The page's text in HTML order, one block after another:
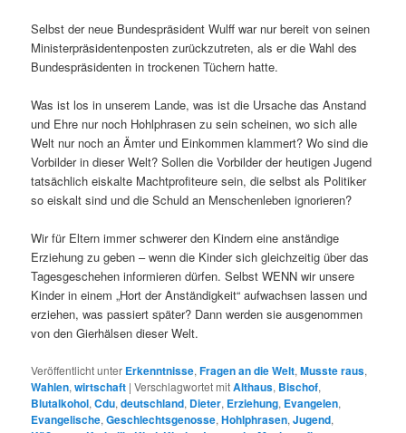
Selbst der neue Bundespräsident Wulff war nur bereit von seinen
Ministerpräsidentenposten zurückzutreten, als er die Wahl des
Bundespräsidenten in trockenen Tüchern hatte.
Was ist los in unserem Lande, was ist die Ursache das Anstand
und Ehre nur noch Hohlphrasen zu sein scheinen, wo sich alle
Welt nur noch an Ämter und Einkommen klammert? Wo sind die
Vorbilder in dieser Welt? Sollen die Vorbilder der heutigen Jugend
tatsächlich eiskalte Machtprofiteure sein, die selbst als Politiker
so eiskalt sind und die Schuld an Menschenleben ignorieren?
Wir für Eltern immer schwerer den Kindern eine anständige
Erziehung zu geben – wenn die Kinder sich gleichzeitig über das
Tagesgeschehen informieren dürfen. Selbst WENN wir unsere
Kinder in einem „Hort der Anständigkeit“ aufwachsen lassen und
erziehen, was passiert später? Dann werden sie ausgenommen
von den Gierhälsen dieser Welt.
Veröffentlicht unter Erkenntnisse,Fragen an die Welt,Musste raus,
Wahlen,wirtschaft |Verschlagwortet mitAlthaus, Bischof,
Blutalkohol,Cdu,deutschland, Dieter, Erziehung, Evangelen,
Evangelische,Geschlechtsgenosse,Hohlphrasen,Jugend,